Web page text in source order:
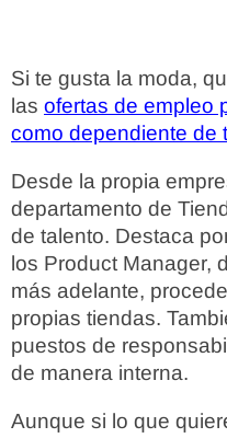
Si te gusta la moda,
las ofertas de empleo
como dependiente de
Desde la propia
departamento de
de talento. Destaca
los Product Manager,
más adelante,
propias tiendas.
puestos de
de manera interna.
Aunque si lo que